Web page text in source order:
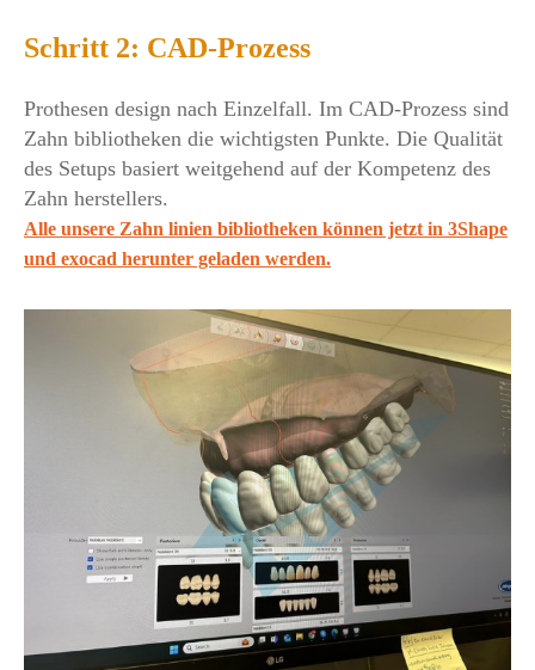
Schritt 2: CAD-Prozess
Prothesen design nach Einzelfall. Im CAD-Prozess sind
Zahn bibliotheken die wichtigsten Punkte. Die Qualität
des Setups basiert weitgehend auf der Kompetenz des
Zahn herstellers.
Alle unsere Zahn linien bibliotheken können jetzt in 3Shape
und exocad herunter geladen werden.